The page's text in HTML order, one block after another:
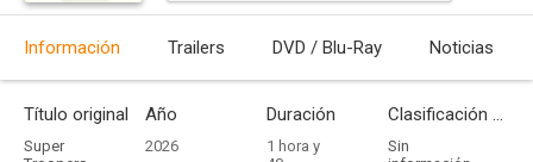
Información Trailers DVD / Blu-Ray Noticias
Título original
Super
Año
2026
Duración
1 hora y
Clasificación por edades
Sin